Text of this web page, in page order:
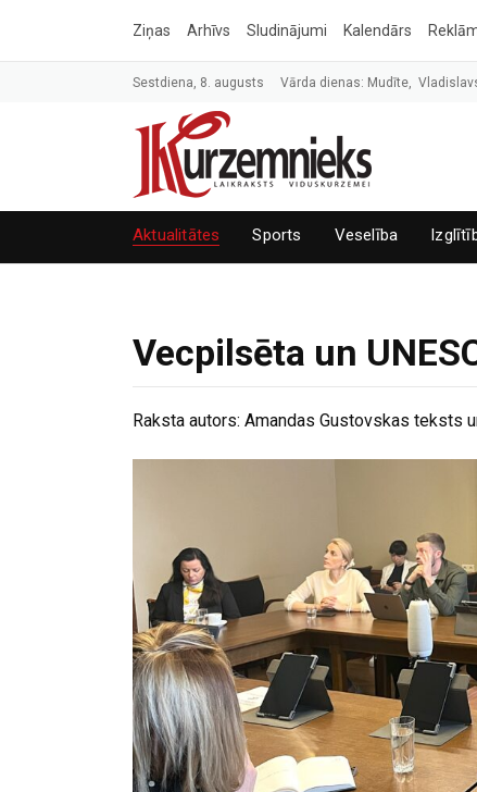
Ziņas Arhīvs Sludinājumi Kalendārs
Sestdiena, 8. augusts Vārda dienas: Mudīte,
Aktualitātes Sports Veselība
Vecpilsēta un
Raksta autors: Amandas Gustovskas teksts